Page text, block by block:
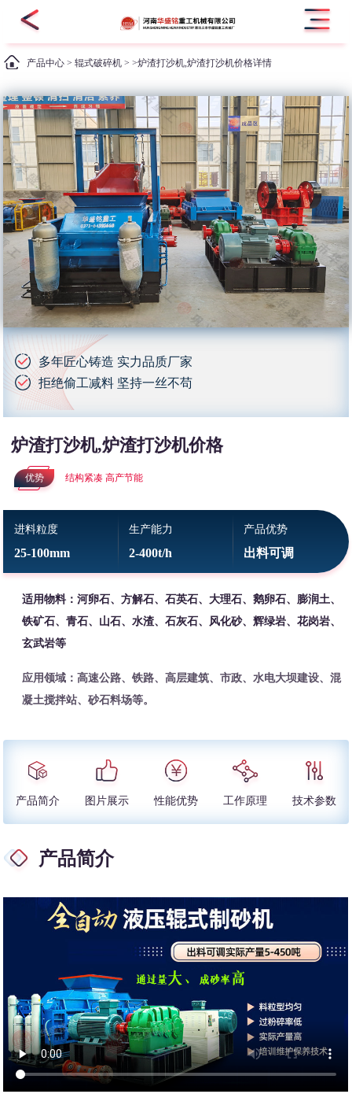
产品中心 >辊式破碎机 > >炉渣打沙机,炉渣打沙机价格详情
多年匠心铸造 实力品质厂家
拒绝偷工减料 坚持一丝不苟
炉渣打沙机,炉渣打沙机价格
优势 结构紧凑 高产节能
进料粒度
25-100mm
生产能力
2-400t/h
产品优势
出料可调
适用物料：河卵石、方解石、石英石、大理石、鹅卵石、膨润土、
铁矿石、青石、山石、水渣、石灰石、风化砂、辉绿岩、花岗岩、
玄武岩等
应用领域：高速公路、铁路、高层建筑、市政、水电大坝建设、混
凝土搅拌站、砂石料场等。
产品简介 图片展示 性能优势 工作原理 技术参数
产品简介